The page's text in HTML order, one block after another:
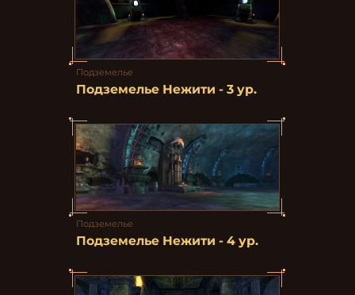
Подземелье
Подземелье Нежити - 3 ур.
Подземелье
Подземелье Нежити - 4 ур.